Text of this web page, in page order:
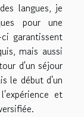
langues, je
pour une
garantissent
mais aussi
d'un séjour
le début d'un
et